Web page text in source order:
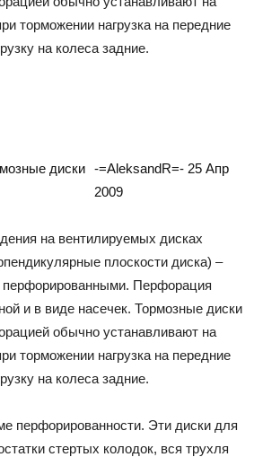
торможении нагрузка на передние
на колеса задние.
-=AleksandR=- 25 Апр
2009
на вентилируемых дисках
плоскости диска) –
перфорированными. Перфорация
и в виде насечек. Тормозные диски
обычно устанавливают на
торможении нагрузка на передние
на колеса задние.
перфорированности. Эти диски для
стертых колодок, вся трухля